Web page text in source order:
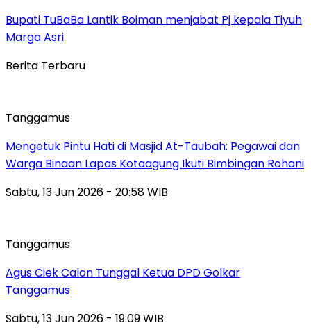
Bupati TuBaBa Lantik Boiman menjabat Pj kepala Tiyuh
Marga Asri
Berita Terbaru
Tanggamus
Mengetuk Pintu Hati di Masjid At-Taubah: Pegawai dan
Warga Binaan Lapas Kotaagung Ikuti Bimbingan Rohani
Sabtu, 13 Jun 2026 - 20:58 WIB
Tanggamus
Agus Ciek Calon Tunggal Ketua DPD Golkar
Tanggamus
Sabtu, 13 Jun 2026 - 19:09 WIB